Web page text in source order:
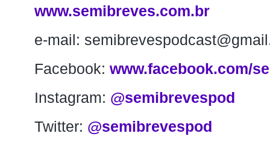
www.semibreves.com.br
e-mail:
Facebook: www.facebook.com/
Instagram: @semibrevespod
Twitter: @semibrevespod